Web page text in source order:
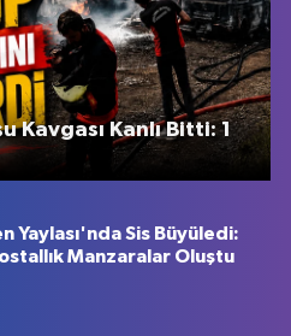
Kavgası Kanlı Bitti: 1
Yaylası'nda Sis Büyüledi:
Manzaralar Oluştu